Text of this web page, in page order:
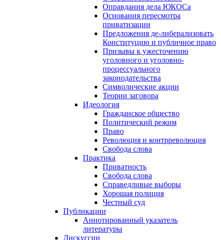
Оправдания дела ЮКОСа
Основания пересмотра
приватизации
Предложения де-либерализовать
Конституцию и публичное право
Призывы к ужесточению
уголовного и уголовно-
процессуального
законодательства
Символические акции
Теории заговора
Идеология
Гражданское общество
Политический режим
Право
Революция и контрреволюция
Свобода слова
Практика
Приватность
Свобода слова
Справедливые выборы
Хорошая полиция
Честный суд
Публикации
Аннотированный указатель
литературы
Дискуссии